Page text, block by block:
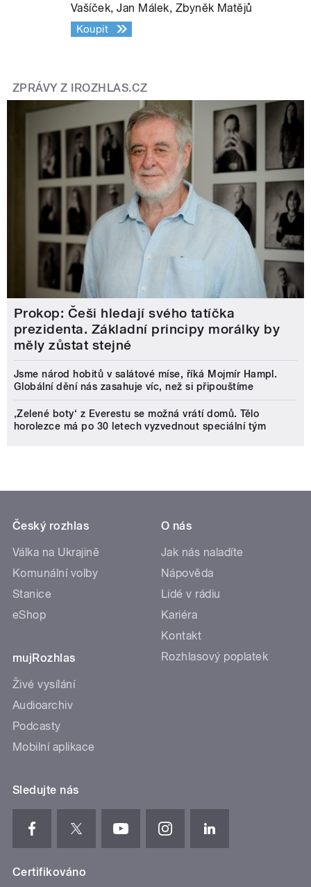
Vašíček, Jan Málek, Zbyněk Matějů
Koupit
ZPRÁVY Z IROZHLAS.CZ
Prokop: Češi hledají svého tatíčka
prezidenta. Základní principy morálky by
měly zůstat stejné
Jsme národ hobitů v salátové míse, říká Mojmír Hampl.
Globální dění nás zasahuje víc, než si připouštíme
‚Zelené boty‘ z Everestu se možná vrátí domů. Tělo
horolezce má po 30 letech vyzvednout speciální tým
Český rozhlas
Válka na Ukrajině
Komunální volby
Stanice
eShop
mujRozhlas
Živé vysílání
Audioarchiv
Podcasty
Mobilní aplikace
O nás
Jak nás naladíte
Nápověda
Lidé v rádiu
Kariéra
Kontakt
Rozhlasový poplatek
Sledujte nás
Certifikováno